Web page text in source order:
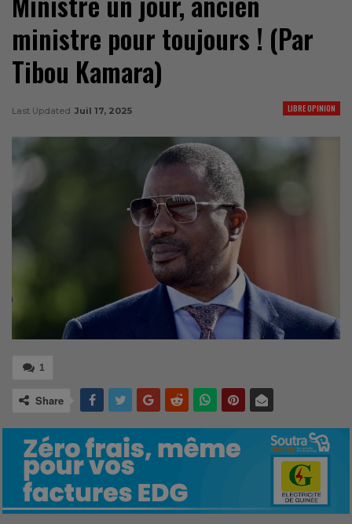
ministre pour toujours ! (Par
Tibou Kamara)
LIBRE OPINION
Last Updated Juil 17, 2025
1
Share